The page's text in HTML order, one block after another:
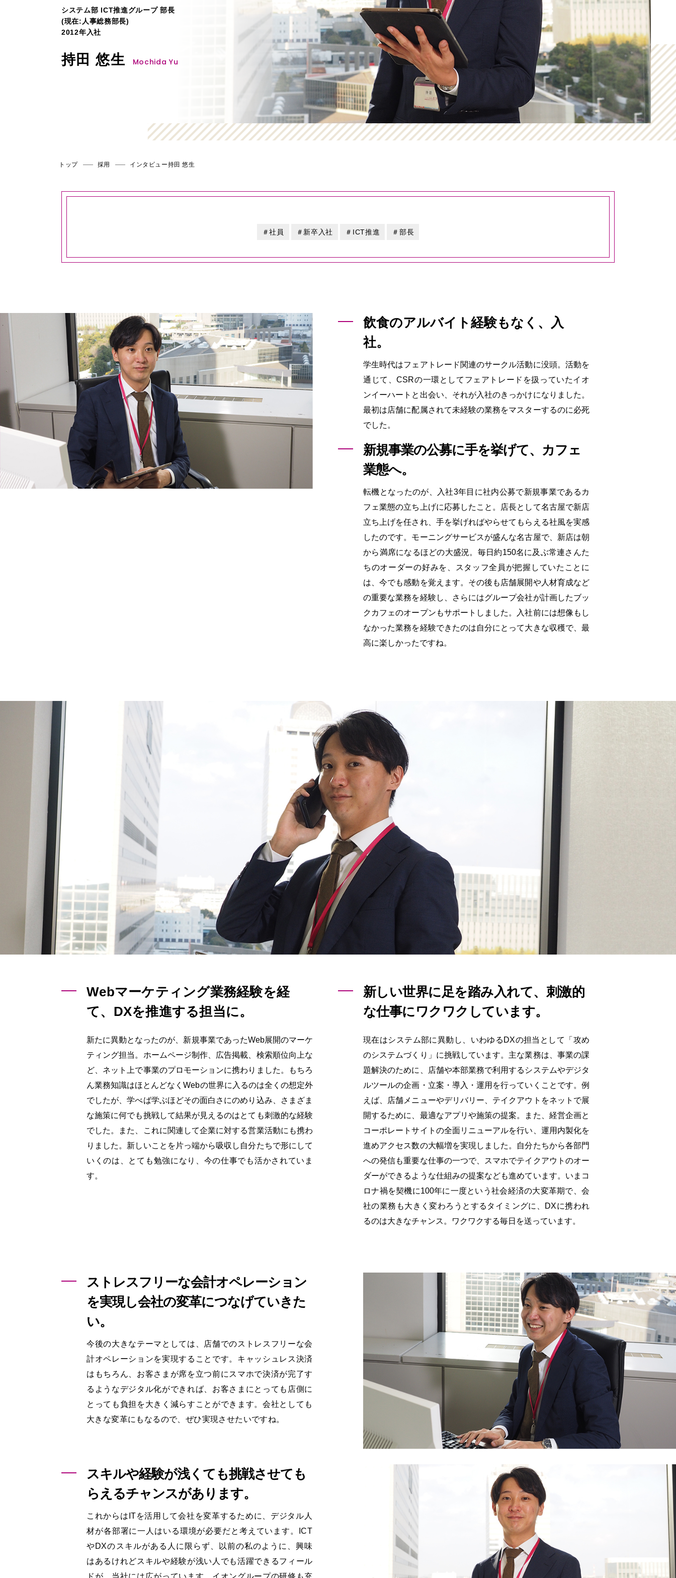
システム部 ICT推進グループ 部長
(現在:人事総務部長)
2012年入社
持田 悠生 Mochida Yu
トップ 採用 インタビュー持田 悠生
＃社員 ＃新卒入社 ＃ICT推進 ＃部長
飲食のアルバイト経験もなく、入
社。
学生時代はフェアトレード関連のサークル活動に没頭。活動を
通じて、CSRの一環としてフェアトレードを扱っていたイオ
ンイーハートと出会い、それが入社のきっかけになりました。
最初は店舗に配属されて未経験の業務をマスターするのに必死
でした。
新規事業の公募に手を挙げて、 カフェ
業態へ。
転機となったのが、入社3年目に社内公募で新規事業であるカ
フェ業態の立ち上げに応募したこと。店長として名古屋で新店
立ち上げを任され、手を挙げればやらせてもらえる社風を実感
したのです。モーニングサービスが盛んな名古屋で、新店は朝
から満席になるほどの大盛況。毎日約150名に及ぶ常連さんた
ちのオーダーの好みを、スタッフ全員が把握していたことに
は、今でも感動を覚えます。その後も店舗展開や人材育成など
の重要な業務を経験し、さらにはグループ会社が計画したブッ
クカフェのオープンもサポートしました。入社前には想像もし
なかった業務を経験できたのは自分にとって大きな収穫で、最
高に楽しかったですね。
Webマーケティング業務経験を経
て、 DXを推進する担当に。
新たに異動となったのが、新規事業であったWeb展開のマーケ
ティング担当。ホームページ制作、広告掲載、検索順位向上な
ど、ネット上で事業のプロモーションに携わりました。もちろ
ん業務知識はほとんどなくWebの世界に入るのは全くの想定外
でしたが、学べば学ぶほどその面白さにのめり込み、さまざま
な施策に何でも挑戦して結果が見えるのはとても刺激的な経験
でした。また、これに関連して企業に対する営業活動にも携わ
りました。新しいことを片っ端から吸収し自分たちで形にして
いくのは、とても勉強になり、今の仕事でも活かされていま
す。
新しい世界に足を踏み入れて、 刺激的
な仕事にワクワクしています。
現在はシステム部に異動し、いわゆるDXの担当として「攻め
のシステムづくり」に挑戦しています。主な業務は、事業の課
題解決のために、店舗や本部業務で利用するシステムやデジタ
ルツールの企画・立案・導入・運用を行っていくことです。例
えば、店舗メニューやデリバリー、テイクアウトをネットで展
開するために、最適なアプリや施策の提案。また、経営企画と
コーポレートサイトの全面リニューアルを行い、運用内製化を
進めアクセス数の大幅増を実現しました。自分たちから各部門
への発信も重要な仕事の一つで、スマホでテイクアウトのオー
ダーができるような仕組みの提案なども進めています。いまコ
ロナ禍を契機に100年に一度という社会経済の大変革期で、会
社の業務も大きく変わろうとするタイミングに、DXに携われ
るのは大きなチャンス。ワクワクする毎日を送っています。
ストレスフリーな会計オペレーション
を実現し会社の変革につなげていきた
い。
今後の大きなテーマとしては、店舗でのストレスフリーな会
計オペレーションを実現することです。キャッシュレス決済
はもちろん、お客さまが席を立つ前にスマホで決済が完了す
るようなデジタル化ができれば、お客さまにとっても店側に
とっても負担を大きく減らすことができます。会社としても
大きな変革にもなるので、ぜひ実現させたいですね。
スキルや経験が浅くても挑戦させても
らえるチャンスがあります。
これからはITを活用して会社を変革するために、デジタル人
材が各部署に一人はいる環境が必要だと考えています。ICT
やDXのスキルがある人に限らず、以前の私のように、興味
はあるけれどスキルや経験が浅い人でも活躍できるフィール
ドが、当社には広がっています。イオングループの研修も充